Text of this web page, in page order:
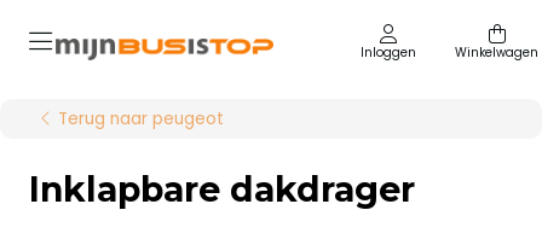
Inloggen Winkelwagen
Terug naar peugeot
Inklapbare dakdrager